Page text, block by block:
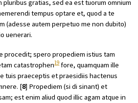
gratias, sed ea est tuorum omnium
tempus optare et, quod a te
(adesse autem perpetuo me non dubito)
uenerari.
procedit; spero propediem istius tam
catastrophen19fore, quamquam ille
tuis praeceptis et praesidiis hactenus
[8] Propediem (si di sinant) et
est enim aliud quod illic agam atque in